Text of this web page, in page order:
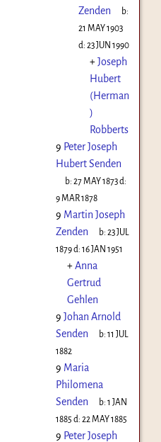
Zenden
b:
21 MAY 1903
d: 23 JUN 1990
+Joseph
Hubert
(Herman
)
Robberts
9 Peter Joseph
Hubert Senden
b:27 MAY 1873d:
9 MAR 1878
9 Martin Joseph
Zenden
b:23 JUL
1879d: 16 JAN 1951
+Anna
Gertrud
Gehlen
9 Johan Arnold
Senden
b:11 JUL
1882
9 Maria
Philomena
Senden
b:1 JAN
1885 d: 22 MAY 1885
9 Peter Joseph